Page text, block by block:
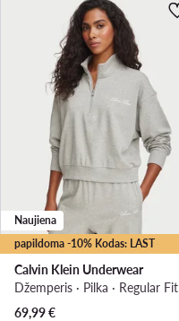
papildoma -10% Kodas: LAST
Naujiena
Calvin Klein Underwear
Džemperis · Pilka · Regular Fit
69,99€